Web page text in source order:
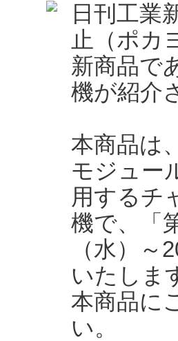
日刊工業
止（ポカ
新商品で
機が紹介
本商品は
モジュー
用するチ
機で、「
（水）
いたしま
本商品に
い。